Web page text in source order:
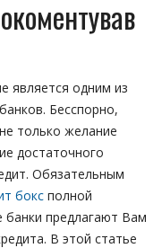
является одним из
Бесспорно,
только желание
достаточного
Обязательным
бокс полной
банки предлагают Вам
В этой статье